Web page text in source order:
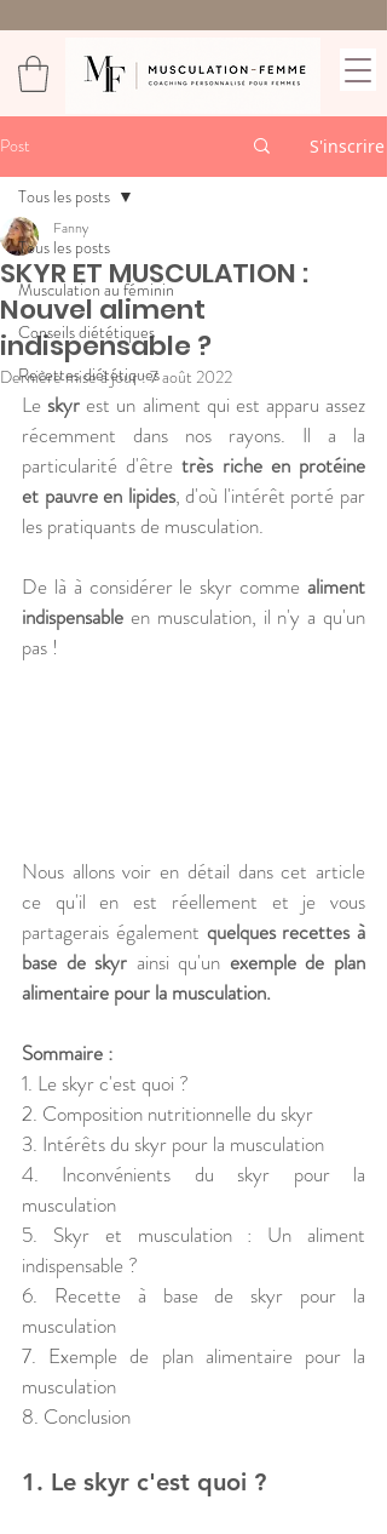
Post S'inscrire
Tous les posts
Musculation au féminin
Conseils diététiques
Recettes diététiques
Tous les posts
SKYR ET MUSCULATION :
Nouvel aliment
indispensable ?
Fanny
Dernière mise à jour :7 août 2022
Le skyr est un aliment qui est apparu assez
récemment dans nos rayons. Il a la
particularité d'être très riche en protéine
et pauvre en lipides, d'où l'intérêt porté par
les pratiquants de musculation.
De là à considérer le skyr comme aliment
indispensable en musculation, il n'y a qu'un
pas !
Nous allons voir en détail dans cet article
ce qu'il en est réellement et je vous
partagerais également quelques recettes à
base de skyr ainsi qu'un exemple de plan
alimentaire pour la musculation.
Sommaire :
1. Le skyr c'est quoi ?
2. Composition nutritionnelle du skyr
3. Intérêts du skyr pour la musculation
4. Inconvénients du skyr pour la
musculation
5. Skyr et musculation : Un aliment
indispensable ?
6. Recette à base de skyr pour la
musculation
7. Exemple de plan alimentaire pour la
musculation
8. Conclusion
1. Le skyr c'est quoi ?